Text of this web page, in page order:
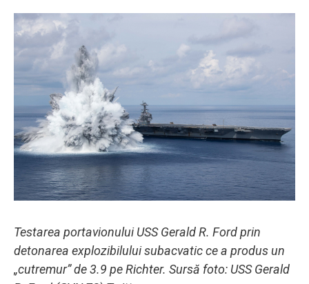
Testarea portavionului USS Gerald R. Ford prin
detonarea explozibilului subacvatic ce a produs un
„cutremur” de 3.9 pe Richter. Sursă foto: USS Gerald